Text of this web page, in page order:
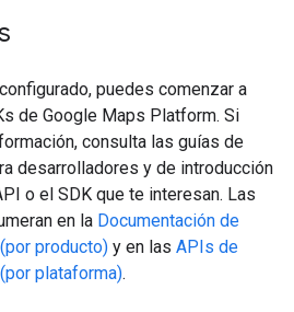
puedes comenzar a
de Google Maps Platform. Si
consulta las guías de
desarrolladores y de introducción
o el SDK que te interesan. Las
en la Documentación de
producto) y en las APIs de
plataforma).